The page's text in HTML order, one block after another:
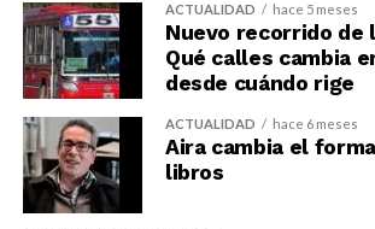
ACTUALIDAD hace 5 meses
Nuevo recorrido de
Qué calles cambia
desde cuándo rige
ACTUALIDAD hace 6 meses
Aira cambia el
libros